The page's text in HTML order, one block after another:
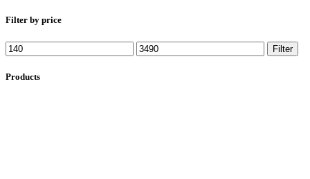
Filter by price
Min
price
Max
price
Filter
Products